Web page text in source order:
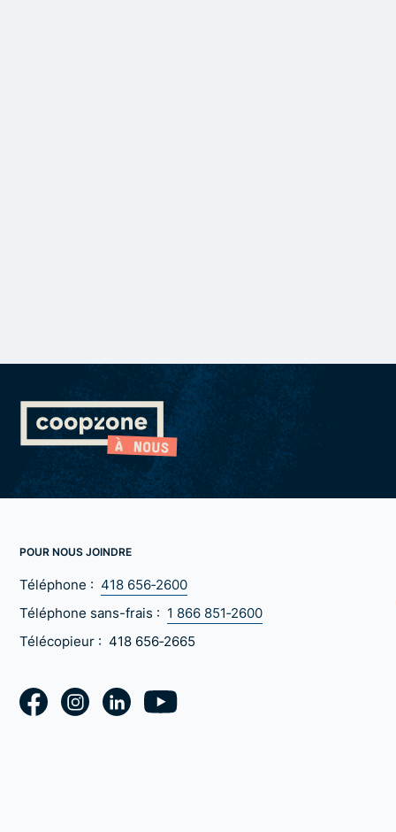
POUR NOUS JOINDRE
Téléphone : 418 656‑2600
Téléphone sans-frais : 1 866 851‑2600
Télécopieur : 418 656‑2665